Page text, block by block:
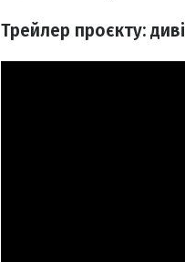
Трейлер проєкту: